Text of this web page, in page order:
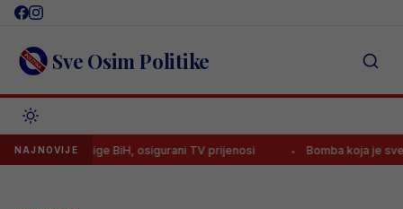
Skip
content Sve Osim Politike
NAJNOVIJE
lige BiH, osigurani TV prijenosi Bomba koja je sve ostavila bez